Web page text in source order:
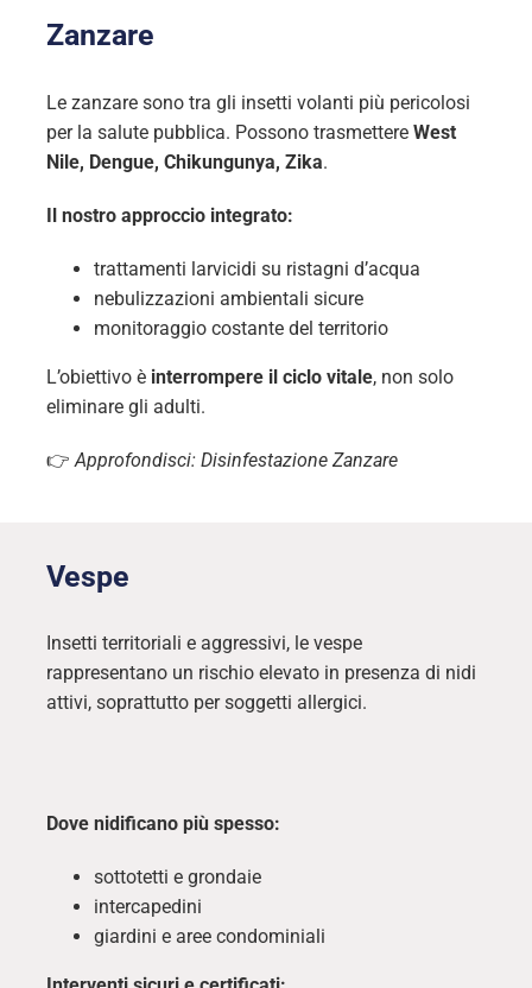
Zanzare
Le zanzare sono tra gli insetti volanti più pericolosi
per la salute pubblica. Possono trasmettere West
Nile, Dengue, Chikungunya, Zika.
Il nostro approccio integrato:
trattamenti larvicidi su ristagni d’acqua
nebulizzazioni ambientali sicure
monitoraggio costante del territorio
L’obiettivo è interrompere il ciclo vitale, non solo
eliminare gli adulti.
👉 Approfondisci: Disinfestazione Zanzare
Vespe
Insetti territoriali e aggressivi, le vespe
rappresentano un rischio elevato in presenza di nidi
attivi, soprattutto per soggetti allergici.
Dove nidificano più spesso:
sottotetti e grondaie
intercapedini
giardini e aree condominiali